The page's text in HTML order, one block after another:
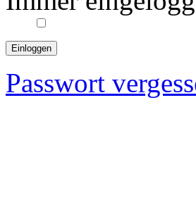
Passwort